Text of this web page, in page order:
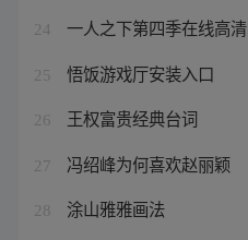
24 一人之下第四季在线高清
25 悟饭游戏厅安装入口
26 王权富贵经典台词
27 冯绍峰为何喜欢赵丽颖
28 涂山雅雅画法